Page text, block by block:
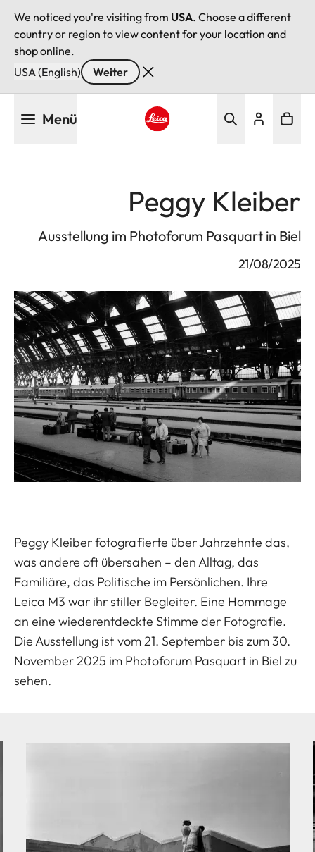
We noticed you're visiting from USA. Choose a different
country or region to view content for your location and
shop online.
USA (English)
Weiter
Menü
Peggy Kleiber
Ausstellung im Photoforum Pasquart in Biel
21/08/2025
Peggy Kleiber fotografierte über Jahrzehnte das,
was andere oft übersahen – den Alltag, das
Familiäre, das Politische im Persönlichen. Ihre
Leica M3 war ihr stiller Begleiter. Eine Hommage
an eine wiederentdeckte Stimme der Fotografie.
Die Ausstellung ist vom 21. September bis zum 30.
November 2025 im Photoforum Pasquart in Biel zu
sehen.